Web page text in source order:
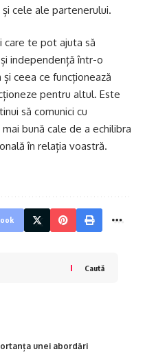
cele ale partenerului.
care te pot ajuta să
independență într-o
ceea ce funcționează
pentru altul. Este
să comunici cu
bună cale de a echilibra
în relația voastră.
Caută
unei abordări